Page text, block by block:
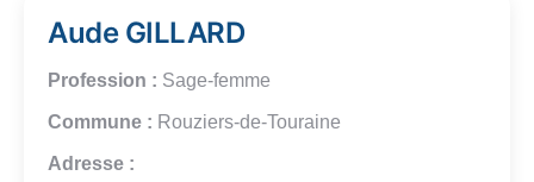
Aude GILLARD
Profession : Sage-femme
Commune : Rouziers-de-Touraine
Adresse :